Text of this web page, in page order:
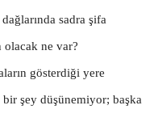
sadra şifa
olacak ne var?
gösterdiği yere
şey düşünemiyor; başka